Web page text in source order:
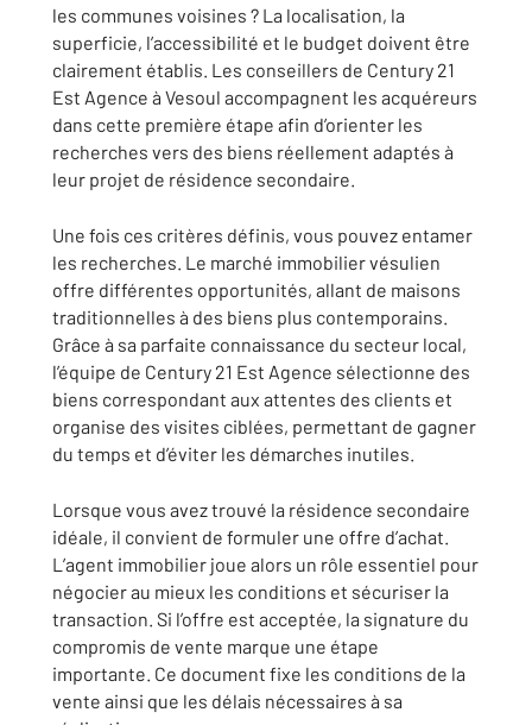
les communes voisines ? La localisation, la
superficie, l’accessibilité et le budget doivent être
clairement établis. Les conseillers de Century 21
Est Agence à Vesoul accompagnent les acquéreurs
dans cette première étape afin d’orienter les
recherches vers des biens réellement adaptés à
leur projet de résidence secondaire.
Une fois ces critères définis, vous pouvez entamer
les recherches. Le marché immobilier vésulien
offre différentes opportunités, allant de maisons
traditionnelles à des biens plus contemporains.
Grâce à sa parfaite connaissance du secteur local,
l’équipe de Century 21 Est Agence sélectionne des
biens correspondant aux attentes des clients et
organise des visites ciblées, permettant de gagner
du temps et d’éviter les démarches inutiles.
Lorsque vous avez trouvé la résidence secondaire
idéale, il convient de formuler une offre d’achat.
L’agent immobilier joue alors un rôle essentiel pour
négocier au mieux les conditions et sécuriser la
transaction. Si l’offre est acceptée, la signature du
compromis de vente marque une étape
importante. Ce document fixe les conditions de la
vente ainsi que les délais nécessaires à sa